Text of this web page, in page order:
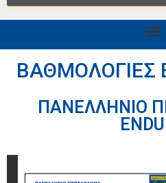
ΒΑΘΜΟΛΟΓΙΕΣ
ΠΑΝΕΛΛΗΝΙΟ